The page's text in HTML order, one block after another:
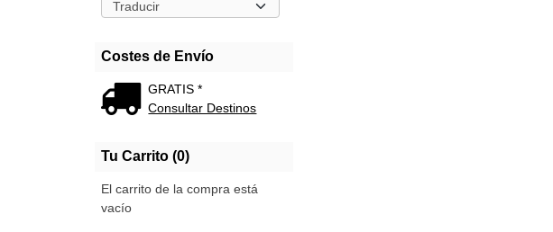
Costes de Envío
GRATIS *
Consultar Destinos
Tu Carrito (0)
El carrito de la compra está
vacío